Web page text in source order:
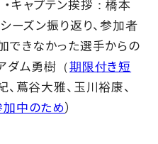
・キャプテン挨拶：橋本
ーズン振り返り、参加者
できなかった選⼿からの
ダム勇樹（期限付き短
、蔦谷大雅、玉川裕康、
中のため）